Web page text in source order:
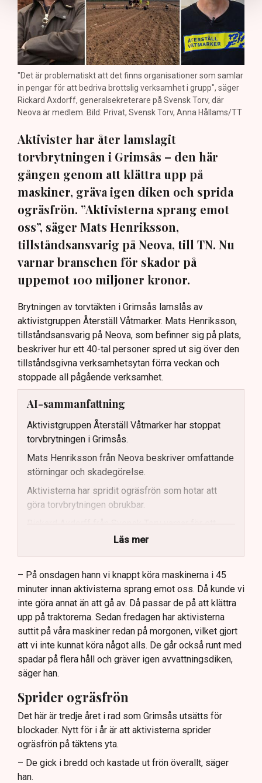
"Det är problematiskt att det finns organisationer som samlar
in pengar för att bedriva brottslig verksamhet i grupp", säger
Rickard Axdorff, generalsekreterare på Svensk Torv, där
Neova är medlem. Bild: Privat, Svensk Torv, Anna Hållams/TT
Aktivister har åter lamslagit
torvbrytningen i Grimsås – den här
gången genom att klättra upp på
maskiner, gräva igen diken och sprida
ogräsfrön. ”Aktivisterna sprang emot
oss”, säger Mats Henriksson,
tillståndsansvarig på Neova, till TN. Nu
varnar branschen för skador på
uppemot 100 miljoner kronor.
Brytningen av torvtäkten i Grimsås lamslås av
aktivistgruppen Återställ Våtmarker. Mats Henriksson,
tillståndsansvarig på Neova, som befinner sig på plats,
beskriver hur ett 40-tal personer spred ut sig över den
tillståndsgivna verksamhetsytan förra veckan och
stoppade all pågående verksamhet.
AI-sammanfattning
Aktivistgruppen Återställ Våtmarker har stoppat
torvbrytningen i Grimsås.
Mats Henriksson från Neova beskriver omfattande
störningar och skadegörelse.
Aktivisterna har spridit ogräsfrön som hotar att
göra torvbrytningen obrukbar.
Rickard Axdorff från Svensk Torv varnar för ett
stort ekonomiskt sabotage.
Dialogpolisen på plats står maktlös inför
aktivisternas handlingar.
Frågor kvarstår om finansiering av illegal aktivism.
Läs mer
– På onsdagen hann vi knappt köra maskinerna i 45
minuter innan aktivisterna sprang emot oss. Då kunde vi
inte göra annat än att gå av. Då passar de på att klättra
upp på traktorerna. Sedan fredagen har aktivisterna
suttit på våra maskiner redan på morgonen, vilket gjort
att vi inte kunnat köra något alls. De går också runt med
spadar på flera håll och gräver igen avvattningsdiken,
säger han.
Sprider ogräsfrön
Det här är tredje året i rad som Grimsås utsätts för
blockader. Nytt för i år är att aktivisterna sprider
ogräsfrön på täktens yta.
– De gick i bredd och kastade ut frön överallt, säger
han.